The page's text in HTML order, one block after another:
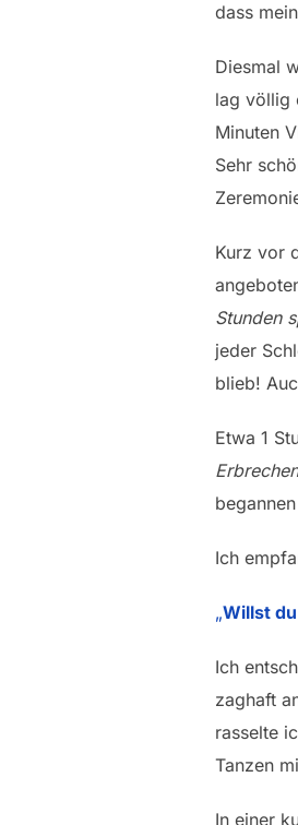
dass
Diesmal
lag völlig
Minuten
Sehr
Kurz vor
Stunden
jeder
blieb!
Etwa 1
Ich
„Willst
Ich
zaghaft
rasselte
Tanzen
In einer